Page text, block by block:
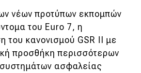
νέων προτύπων εκπομπών
του Euro 7, η
του κανονισμού GSR II με
προσθήκη περισσότερων
ασφαλείας